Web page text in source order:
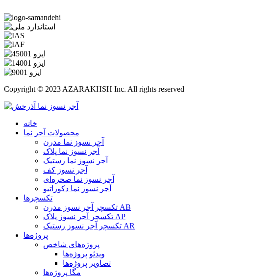
Copyright © 2023 AZARAKHSH Inc. All rights reserved
خانه
محصولات آجر نما
آجر نسوز نما مدرن
آجر نسوز نما پلاک
آجر نسوز نما رستیک
آجر نسوز کف
آجر نسوز نما صخره‌ای
آجر نسوز نما دکوراتیو
تکسچرها
تکسچر آجر نسوز مدرن AB
تکسچر آجر نسوز پلاک AP
تکسچر آجر نسوز رستیک AR
پروژه‌ها
پروژه‌های شاخص
ویدئو پروژه‌ها
تصاویر پروژه‌ها
مگا پروژه‌ها